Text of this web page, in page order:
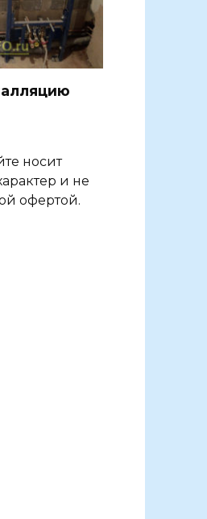
носит
и не
офертой.